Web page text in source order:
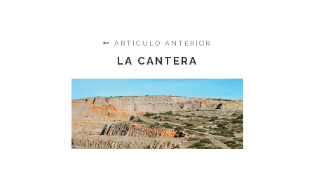
ARTÍCULO ANTERIOR
LA CANTERA